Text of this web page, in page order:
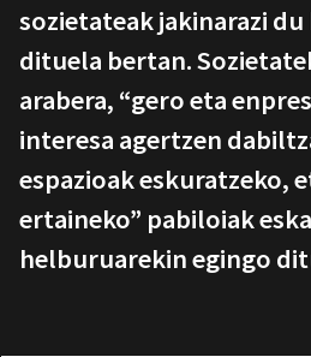
sozietateak jakinarazi
dituela bertan.
arabera, “gero eta
interesa agertzen
espazioak eskuratzeko,
ertaineko” pabiloiak
helburuarekin egingo